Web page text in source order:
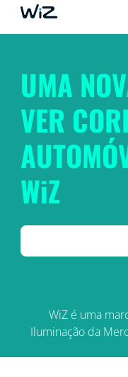
UMA
VER
WiZ
WiZ é uma
Iluminação da